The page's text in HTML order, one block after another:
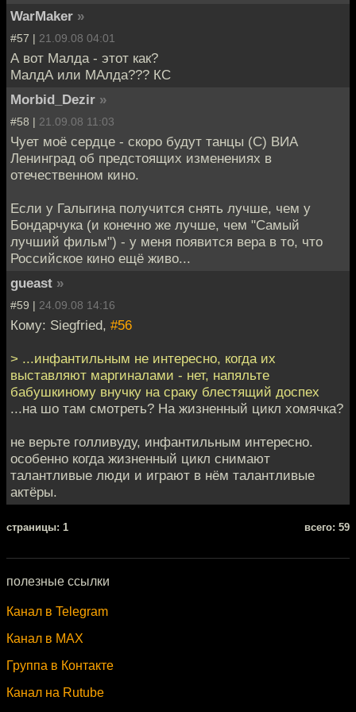
WarMaker »
#57 | 21.09.08 04:01
А вот Малда - этот как?
МалдА или МАлда??? КС
Morbid_Dezir »
#58 | 21.09.08 11:03
Чует моё сердце - скоро будут танцы (С) ВИА
Ленинград об предстоящих изменениях в
отечественном кино.
Если у Галыгина получится снять лучше, чем у
Бондарчука (и конечно же лучше, чем "Самый
лучший фильм") - у меня появится вера в то, что
Российское кино ещё живо...
gueast »
#59 | 24.09.08 14:16
Кому: Siegfried, #56
> ...инфантильным не интересно, когда их
выставляют маргиналами - нет, напяльте
бабушкиному внучку на сраку блестящий доспех
...на шо там смотреть? На жизненный цикл хомячка?
не верьте голливуду, инфантильным интересно.
особенно когда жизненный цикл снимают
талантливые люди и играют в нём талантливые
актёры.
cтраницы: 1 всего: 59
полезные ссылки
Канал в Telegram
Канал в MAX
Группа в Контакте
Канал на Rutube